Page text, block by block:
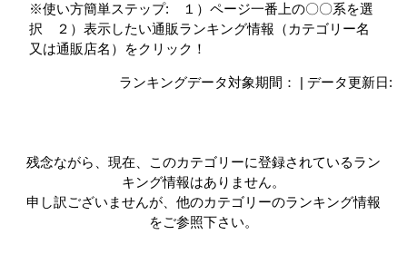
※使い方簡単ステップ: １）ページ一番上の〇〇系を選
択 ２）表示したい通販ランキング情報（カテゴリー名
又は通販店名）をクリック！
ランキングデータ対象期間： | データ更新日:
残念ながら、現在、このカテゴリーに登録されているラン
キング情報はありません。
申し訳ございませんが、他のカテゴリーのランキング情報
をご参照下さい。